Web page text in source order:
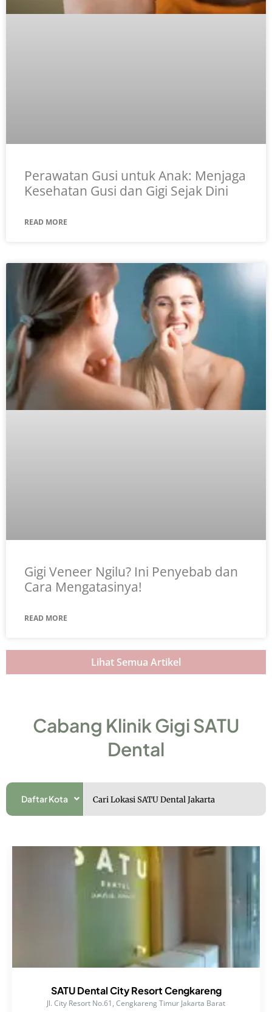
Perawatan Gusi untuk Anak: Menjaga
Kesehatan Gusi dan Gigi Sejak Dini
READ MORE
Gigi Veneer Ngilu? Ini Penyebab dan
Cara Mengatasinya!
READ MORE
Lihat Semua Artikel
Cabang Klinik Gigi SATU
Dental
Daftar Kota
SATU Dental City Resort Cengkareng
Jl. City Resort No.61, Cengkareng Timur Jakarta Barat